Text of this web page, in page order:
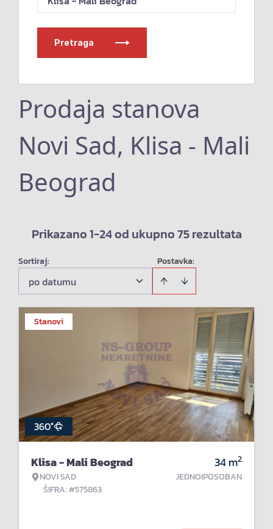
Pretraga
Prodaja stanova
Novi Sad, Klisa - Mali
Beograd
Prikazano 1-24 od ukupno 75 rezultata
Postavka:
Sortiraj:
po datumu
Stanovi
360°
Klisa - Mali Beograd
NOVI SAD
ŠIFRA: #575863
34m2
JEDNOIPOSOBAN